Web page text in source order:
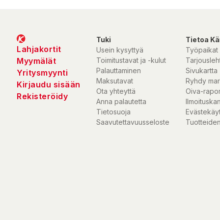
Lahjakortit
Myymälät
Yritysmyynti
Kirjaudu sisään
Rekisteröidy
Tuki
Usein kysyttyä
Toimitustavat ja -kulut
Palauttaminen
Maksutavat
Ota yhteyttä
Anna palautetta
Tietosuoja
Saavutettavuusseloste
Tietoa
Työpaikat
Sivukartta
Ryhdy
Oiva-